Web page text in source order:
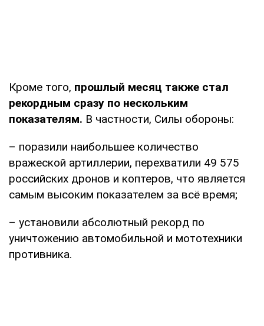
Кроме того, прошлый месяц также стал
рекордным сразу по нескольким
показателям. В частности, Силы обороны:
– поразили наибольшее количество
вражеской артиллерии, перехватили 49 575
российских дронов и коптеров, что является
самым высоким показателем за всё время;
– установили абсолютный рекорд по
уничтожению автомобильной и мототехники
противника.